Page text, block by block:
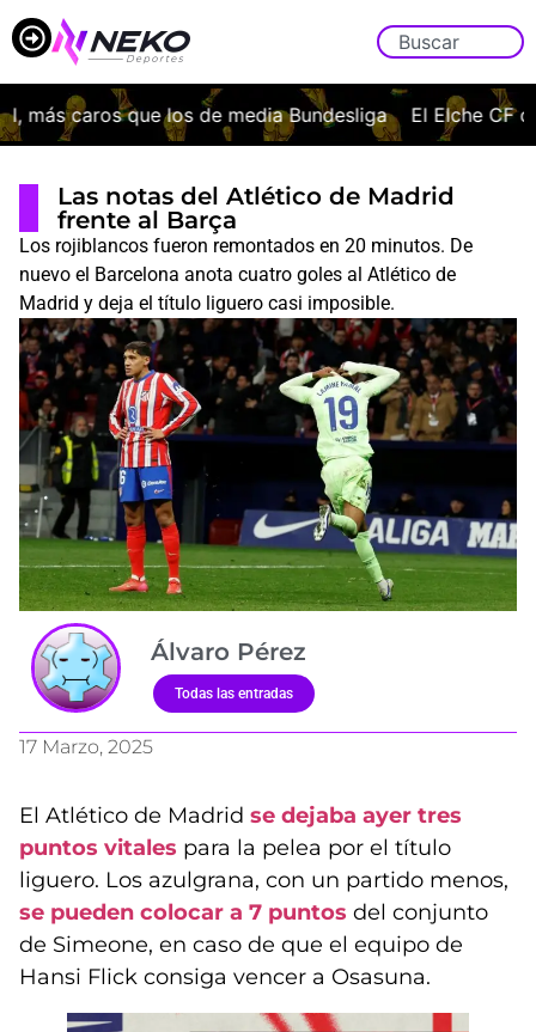
caros que los de media Bundesliga El Elche CF
Las notas del Atlético de Madrid
frente al Barça
Los rojiblancos fueron remontados en 20 minutos. De
nuevo el Barcelona anota cuatro goles al Atlético de
Madrid y deja el título liguero casi imposible.
Álvaro Pérez
Todas las entradas
17 Marzo, 2025
El Atlético de Madrid se dejaba ayer tres
puntos vitales para la pelea por el título
liguero. Los azulgrana, con un partido menos,
se pueden colocar a 7 puntos del conjunto
de Simeone, en caso de que el equipo de
Hansi Flick consiga vencer a Osasuna.